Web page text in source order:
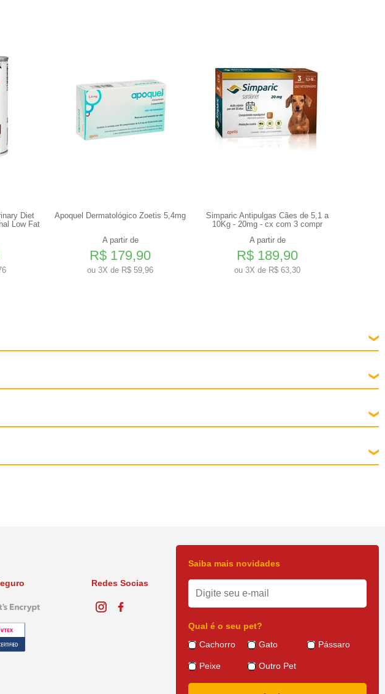
Diet
Low Fat
Apoquel Dermatológico Zoetis 5,4mg
A partir de
R$ 179,90
ou 3X de R$ 59,96
Simparic Antipulgas Cães de 5,1 a
10Kg - 20mg - cx com 3 compr
A partir de
R$ 189,90
ou 3X de R$ 63,30
Redes Socias
Saiba mais novidades
Qual é o seu pet?
Cachorro
Gato Pássaro
Peixe Outro Pet